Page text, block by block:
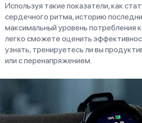
Используя такие показатели, как
сердечного ритма, историю
максимальный уровень потребления
легко сможете оценить
узнать, тренируетесь ли вы
или с перенапряжением.